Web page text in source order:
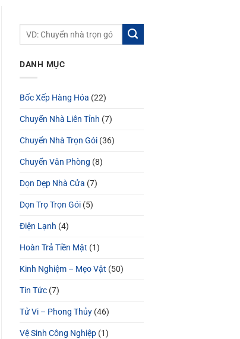
DANH MỤC
Bốc Xếp Hàng Hóa (22)
Chuyển Nhà Liên Tỉnh (7)
Chuyển Nhà Trọn Gói (36)
Chuyển Văn Phòng (8)
Dọn Dẹp Nhà Cửa (7)
Dọn Trọ Trọn Gói (5)
Điện Lạnh (4)
Hoàn Trả Tiền Mặt (1)
Kinh Nghiệm – Mẹo Vặt (50)
Tin Tức (7)
Tử Vi – Phong Thủy (46)
Vệ Sinh Công Nghiệp (1)